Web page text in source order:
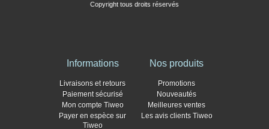
Copyright tous droits réservés
Informations
Livraisons et retours
Paiement sécurisé
Mon compte Tiweo
Payer en espèce sur
Tiweo
Nos produits
Promotions
Nouveautés
Meilleures ventes
Les avis clients Tiweo